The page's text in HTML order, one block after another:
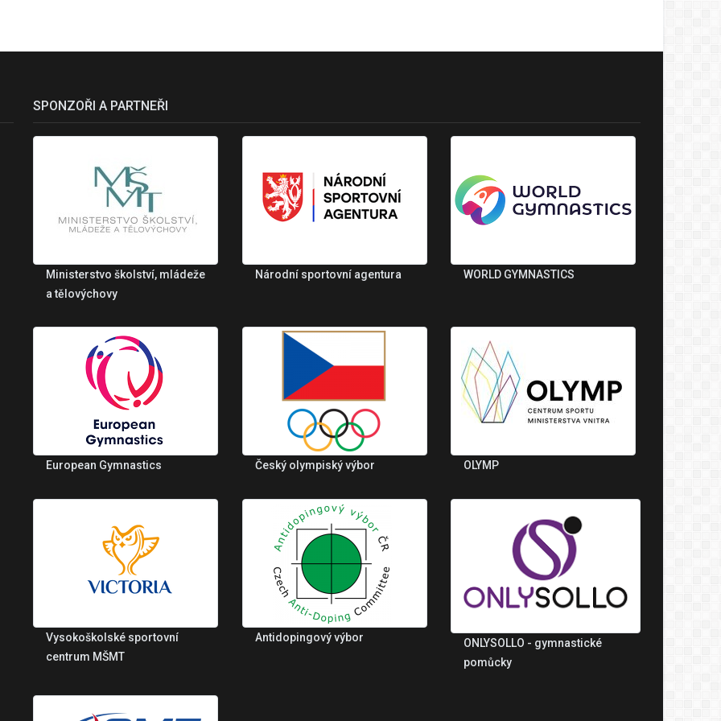
SPONZOŘI A PARTNEŘI
Ministerstvo školství, mládeže
a tělovýchovy
Národní sportovní agentura WORLD GYMNASTICS
European Gymnastics Český olympiský výbor OLYMP
Vysokoškolské sportovní
centrum MŠMT
Antidopingový výbor
ONLYSOLLO - gymnastické
pomůcky